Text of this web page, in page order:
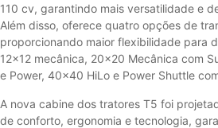
110 cv, garantindo mais versatilidade e
Além disso, oferece quatro opções de
proporcionando maior flexibilidade para
12×12 mecânica, 20×20 Mecânica com
e Power, 40×40 HiLo e Power Shuttle
A nova cabine dos tratores T5 foi
de conforto, ergonomia e tecnologia,